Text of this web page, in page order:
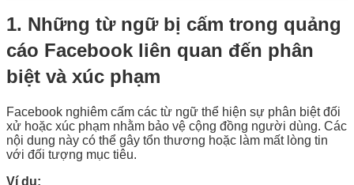
1. Những từ ngữ bị cấm trong quảng
cáo Facebook liên quan đến phân
biệt và xúc phạm
Facebook nghiêm cấm các từ ngữ thể hiện sự phân biệt đối
xử hoặc xúc phạm nhằm bảo vệ cộng đồng người dùng. Các
nội dung này có thể gây tổn thương hoặc làm mất lòng tin
với đối tượng mục tiêu.
Ví dụ: